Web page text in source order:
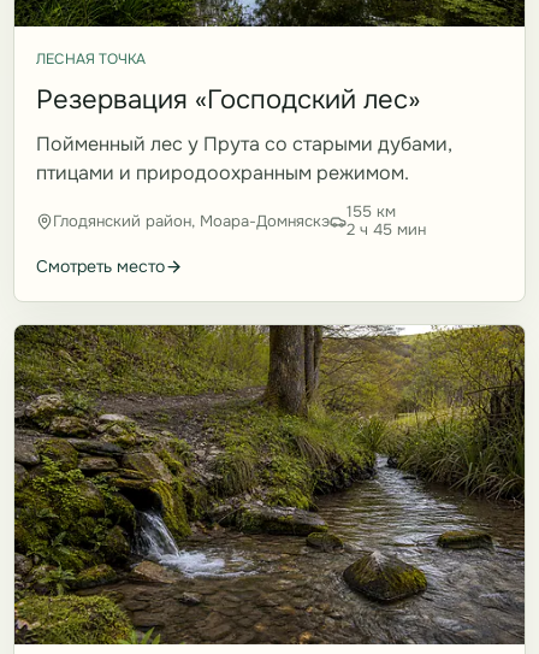
ЛЕСНАЯ ТОЧКА
Резервация «Господский лес»
Пойменный лес у Прута со старыми дубами,
птицами и природоохранным режимом.
Глодянский район, Моара-Домняскэ
155 км
2 ч 45 мин
Смотреть место